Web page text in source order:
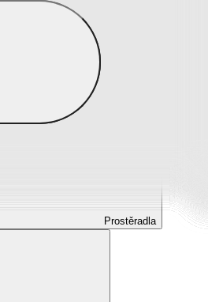
Prostěradla